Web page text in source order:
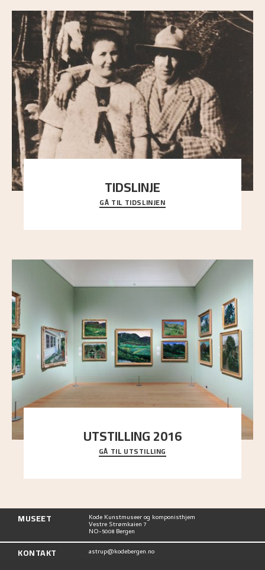
TIDSLINJE
Bli kjent med Nikolai Astrups liv, kunstnerskap og
ettermæle i en interaktiv presentasjon.
GÅ TIL TIDSLINJEN
UTSTILLING 2016
En komplett oversikt over Nikolai Astrups
utstillinger, fra debuten i 1900 og frem til i dag.
GÅ TIL UTSTILLING
MUSEET Kode Kunstmuseer og komponisthjem
Vestre Strømkaien 7
NO-5008 Bergen
KONTAKT astrup@kodebergen.no